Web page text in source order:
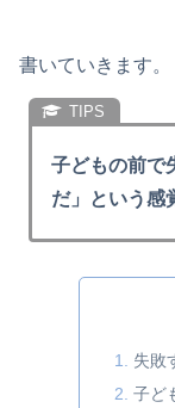
書いていきます。
子どもの前で
だ」という感
失敗
子ど